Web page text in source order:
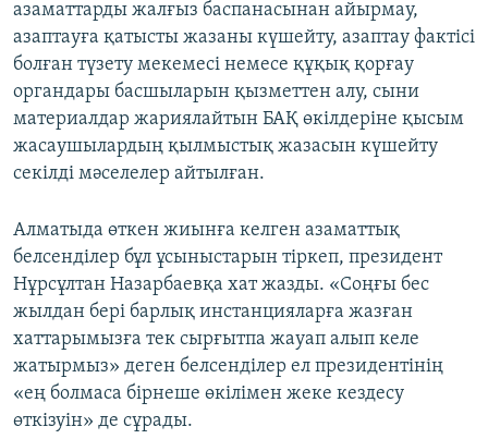
азаматтарды жалғыз баспанасынан айырмау,
азаптауға қатысты жазаны күшейту, азаптау фактісі
болған түзету мекемесі немесе құқық қорғау
органдары басшыларын қызметтен алу, сыни
материалдар жариялайтын БАҚ өкілдеріне қысым
жасаушылардың қылмыстық жазасын күшейту
секілді мәселелер айтылған.
Алматыда өткен жиынға келген азаматтық
белсенділер бұл ұсыныстарын тіркеп, президент
Нұрсұлтан Назарбаевқа хат жазды. «Соңғы бес
жылдан бері барлық инстанцияларға жазған
хаттарымызға тек сырғытпа жауап алып келе
жатырмыз» деген белсенділер ел президентінің
«ең болмаса бірнеше өкілімен жеке кездесу
өткізуін» де сұрады.